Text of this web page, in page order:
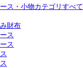
ス・小物カテゴリすべて
財布
ス
ス